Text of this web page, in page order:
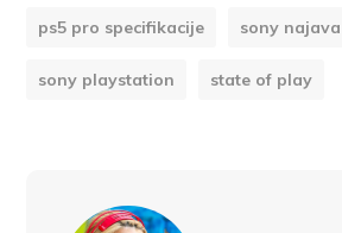
ps5 pro specifikacije sony najava
sony playstation state of play